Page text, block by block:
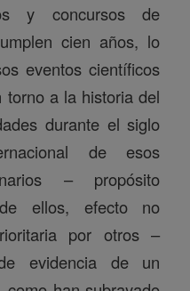
y concursos de
cien años, lo
eventos científicos
a la historia del
durante el siglo
de esos
– propósito
ellos, efecto no
por otros –
evidencia de un